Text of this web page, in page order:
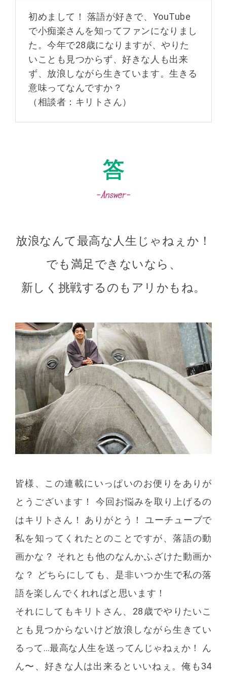
初めまして！ 落語が好きで、YouTube
で小痴楽さんを知ってファンになりまし
た。今年で28歳になりますが、やりた
いことも見つからず、好きな人も出来
ず、放浪しながら生きています。生きる
意味ってなんですか？
（相談者：キリトさん）
放浪なんて最高な人生じゃねぇか！
でも満足できないなら、
新しく挑戦するのもアリかもね。
皆様、この連載にいっぱいのお便りをありが
とうございます！ 今回お悩みを取り上げるの
はキリトさん！ ありがとう！ ユーチューブで
私を知ってくれたとのことですが、落語の動
画かな？ それとも他のなんかふざけた動画か
な？ どちらにしても、是非いつか生で私の落
語を楽しんでくれればと思います！
それにしてもキリトさん、28歳でやりたいこ
とも見つからないけど放浪しながら生きてい
るって…最高な人生を送ってんじゃねぇか！ ん
ん〜、好きな人は出来るといいねぇ。俺も34